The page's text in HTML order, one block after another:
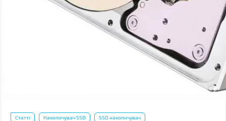
Статті Накопичувач SSD SSD накопичувач